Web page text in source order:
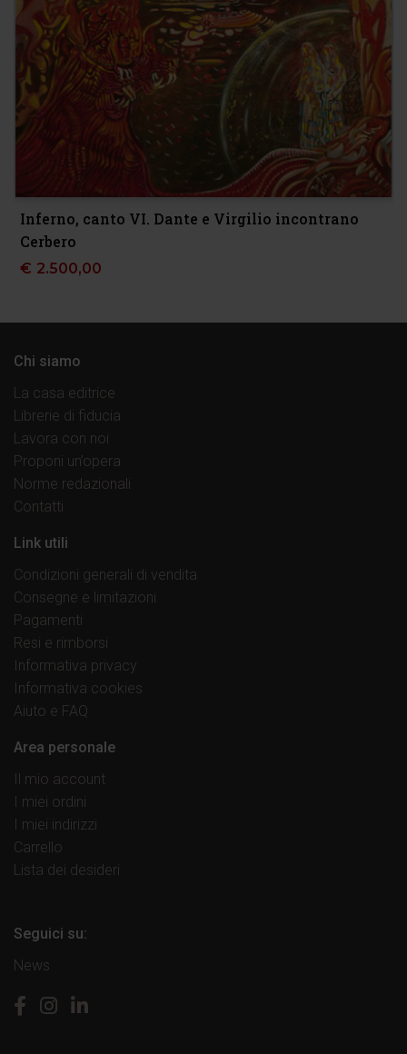
Inferno, canto VI. Dante e Virgilio incontrano
Cerbero
€ 2.500,00
Chi siamo
La casa editrice
Librerie di fiducia
Lavora con noi
Proponi un’opera
Norme redazionali
Contatti
Link utili
Condizioni generali di vendita
Consegne e limitazioni
Pagamenti
Resi e rimborsi
Informativa privacy
Informativa cookies
Aiuto e FAQ
Area personale
Il mio account
I miei ordini
I miei indirizzi
Carrello
Lista dei desideri
Seguici su:
News